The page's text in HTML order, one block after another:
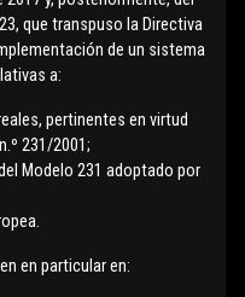
que transpuso la Directiva
de un sistema
a:
pertinentes en virtud
231/2001;
Modelo 231 adoptado por
en particular en: